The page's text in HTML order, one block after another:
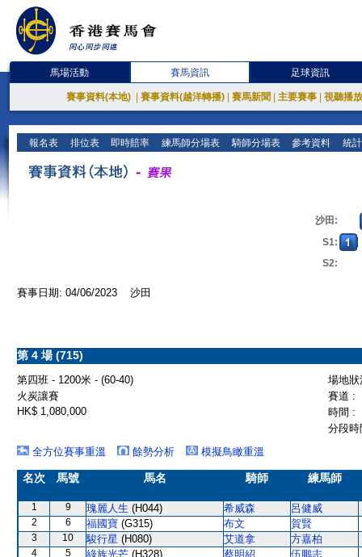
馬場活動 賽馬資訊 足球資訊
賽事資料(本地) 賽事資料(越洋轉播) 賽馬新聞 主要賽事 視聽播
報名表 排位表 即時賠率 練馬師分場表 騎師分場表 參考資料 統
沙田:
S1:
S2:
賽事日期: 04/06/2023 沙田
第 4 場 (715)
第四班 - 1200米 - (60-40)
場地
火炭讓賽
賽道 :
HK$ 1,080,000
時間 :
分段
全方位賽事重溫
餘勢分析 模擬鳥瞰重溫
名次 馬號 馬名 騎師 練馬師
1 9 瑰麗人生 (H044) 希威森 呂健威
2 6 福國寶 (G315) 布文 賀賢
3 10 駿行星 (H080) 艾道拿 方嘉柏
4 5 綠族光芒 (H328) 蔡明紹 伍鵬志